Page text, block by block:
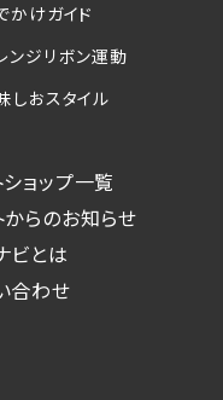
かけガイド
ンジリボン運動
しおスタイル
ショップ一覧
からのお知らせ
ビとは
合わせ